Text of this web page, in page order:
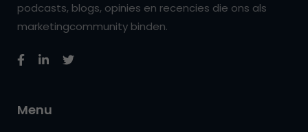
podcasts, blogs, opinies en recencies die ons als
marketingcommunity binden.
Menu